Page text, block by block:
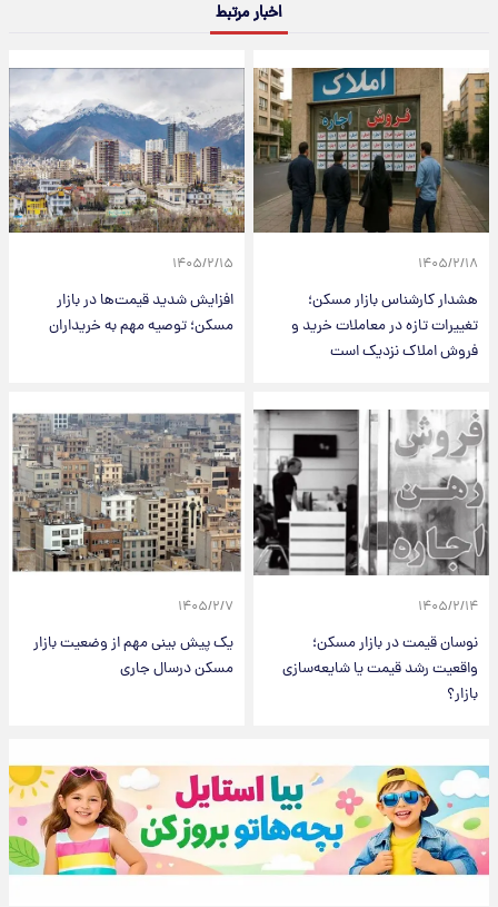
اخبار مرتبط
۱۴۰۵/۲/۱۸
هشدار کارشناس بازار مسکن؛
تغییرات تازه در معاملات خرید و
فروش املاک نزدیک است
۱۴۰۵/۲/۱۵
افزایش شدید قیمت‌ها در بازار
مسکن؛ توصیه مهم به خریداران
۱۴۰۵/۲/۱۴
نوسان قیمت در بازار مسکن؛
واقعیت رشد قیمت یا شایعه‌سازی
بازار؟
۱۴۰۵/۲/۷
یک پیش بینی مهم از وضعیت بازار
مسکن درسال جاری